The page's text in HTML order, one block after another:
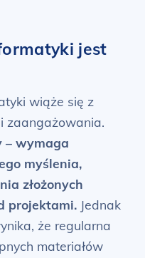
jest
wiąże się z
zaangażowania.
– wymaga
myślenia,
złożonych
projektami. Jednak
że regularna
materiałów